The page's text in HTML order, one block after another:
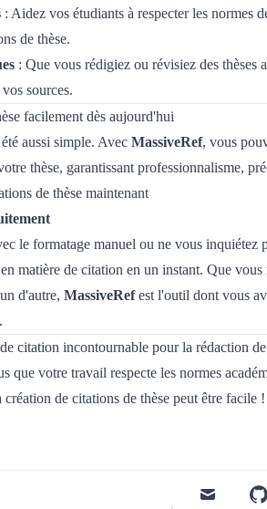
: Aidez vos étudiants à respecter les normes
de thèse.
: Que vous rédigiez ou révisiez des thèses
sources.
facilement dès aujourd'hui
aussi simple. Avec MassiveRef, vous
thèse, garantissant professionnalisme,
de thèse maintenant
le formatage manuel ou ne vous inquiétez
matière de citation en un instant. Que
d'autre, MassiveRefest l'outil dont vous
citation incontournable pour la rédaction
que votre travail respecte les normes
de citations de thèse peut être facile !
mail